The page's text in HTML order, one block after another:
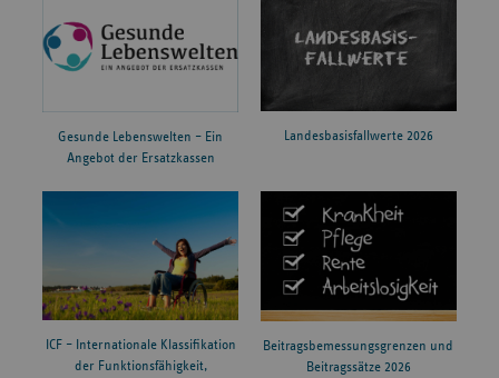
Gesunde Lebenswelten – Ein
Angebot der Ersatzkassen
Landesbasisfallwerte 2026
ICF – Internationale Klassifikation
der Funktionsfähigkeit,
Beitragsbemessungsgrenzen und
Beitragssätze 2026